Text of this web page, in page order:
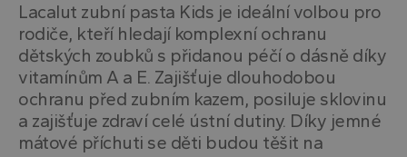
Lacalut zubní pasta Kids je ideální volbou pro
rodiče, kteří hledají komplexní ochranu
dětských zoubků s přidanou péčí o dásně díky
vitamínům A a E. Zajišťuje dlouhodobou
ochranu před zubním kazem, posiluje sklovinu
a zajišťuje zdraví celé ústní dutiny. Díky jemné
mátové příchuti se děti budou těšit na